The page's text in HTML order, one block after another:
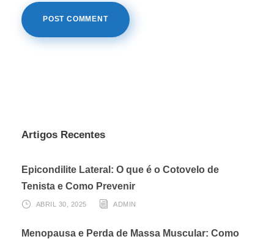
Artigos Recentes
Epicondilite Lateral: O que é o Cotovelo de
Tenista e Como Prevenir
ABRIL 30, 2025 ADMIN
Menopausa e Perda de Massa Muscular: Como